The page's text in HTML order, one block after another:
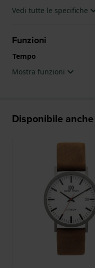
Vedi tutte le specifiche
Funzioni
Tempo
Mostra funzioni
Disponibile